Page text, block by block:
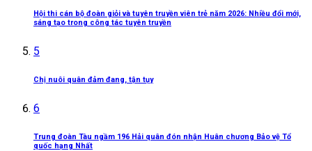
Hội thi cán bộ đoàn giỏi và tuyên truyền viên trẻ năm 2026: Nhiều đổi mới,
sáng tạo trong công tác tuyên truyền
5
Chị nuôi quân đảm đang, tận tụy
6
Trung đoàn Tàu ngầm 196 Hải quân đón nhận Huân chương Bảo vệ Tổ
quốc hạng Nhất